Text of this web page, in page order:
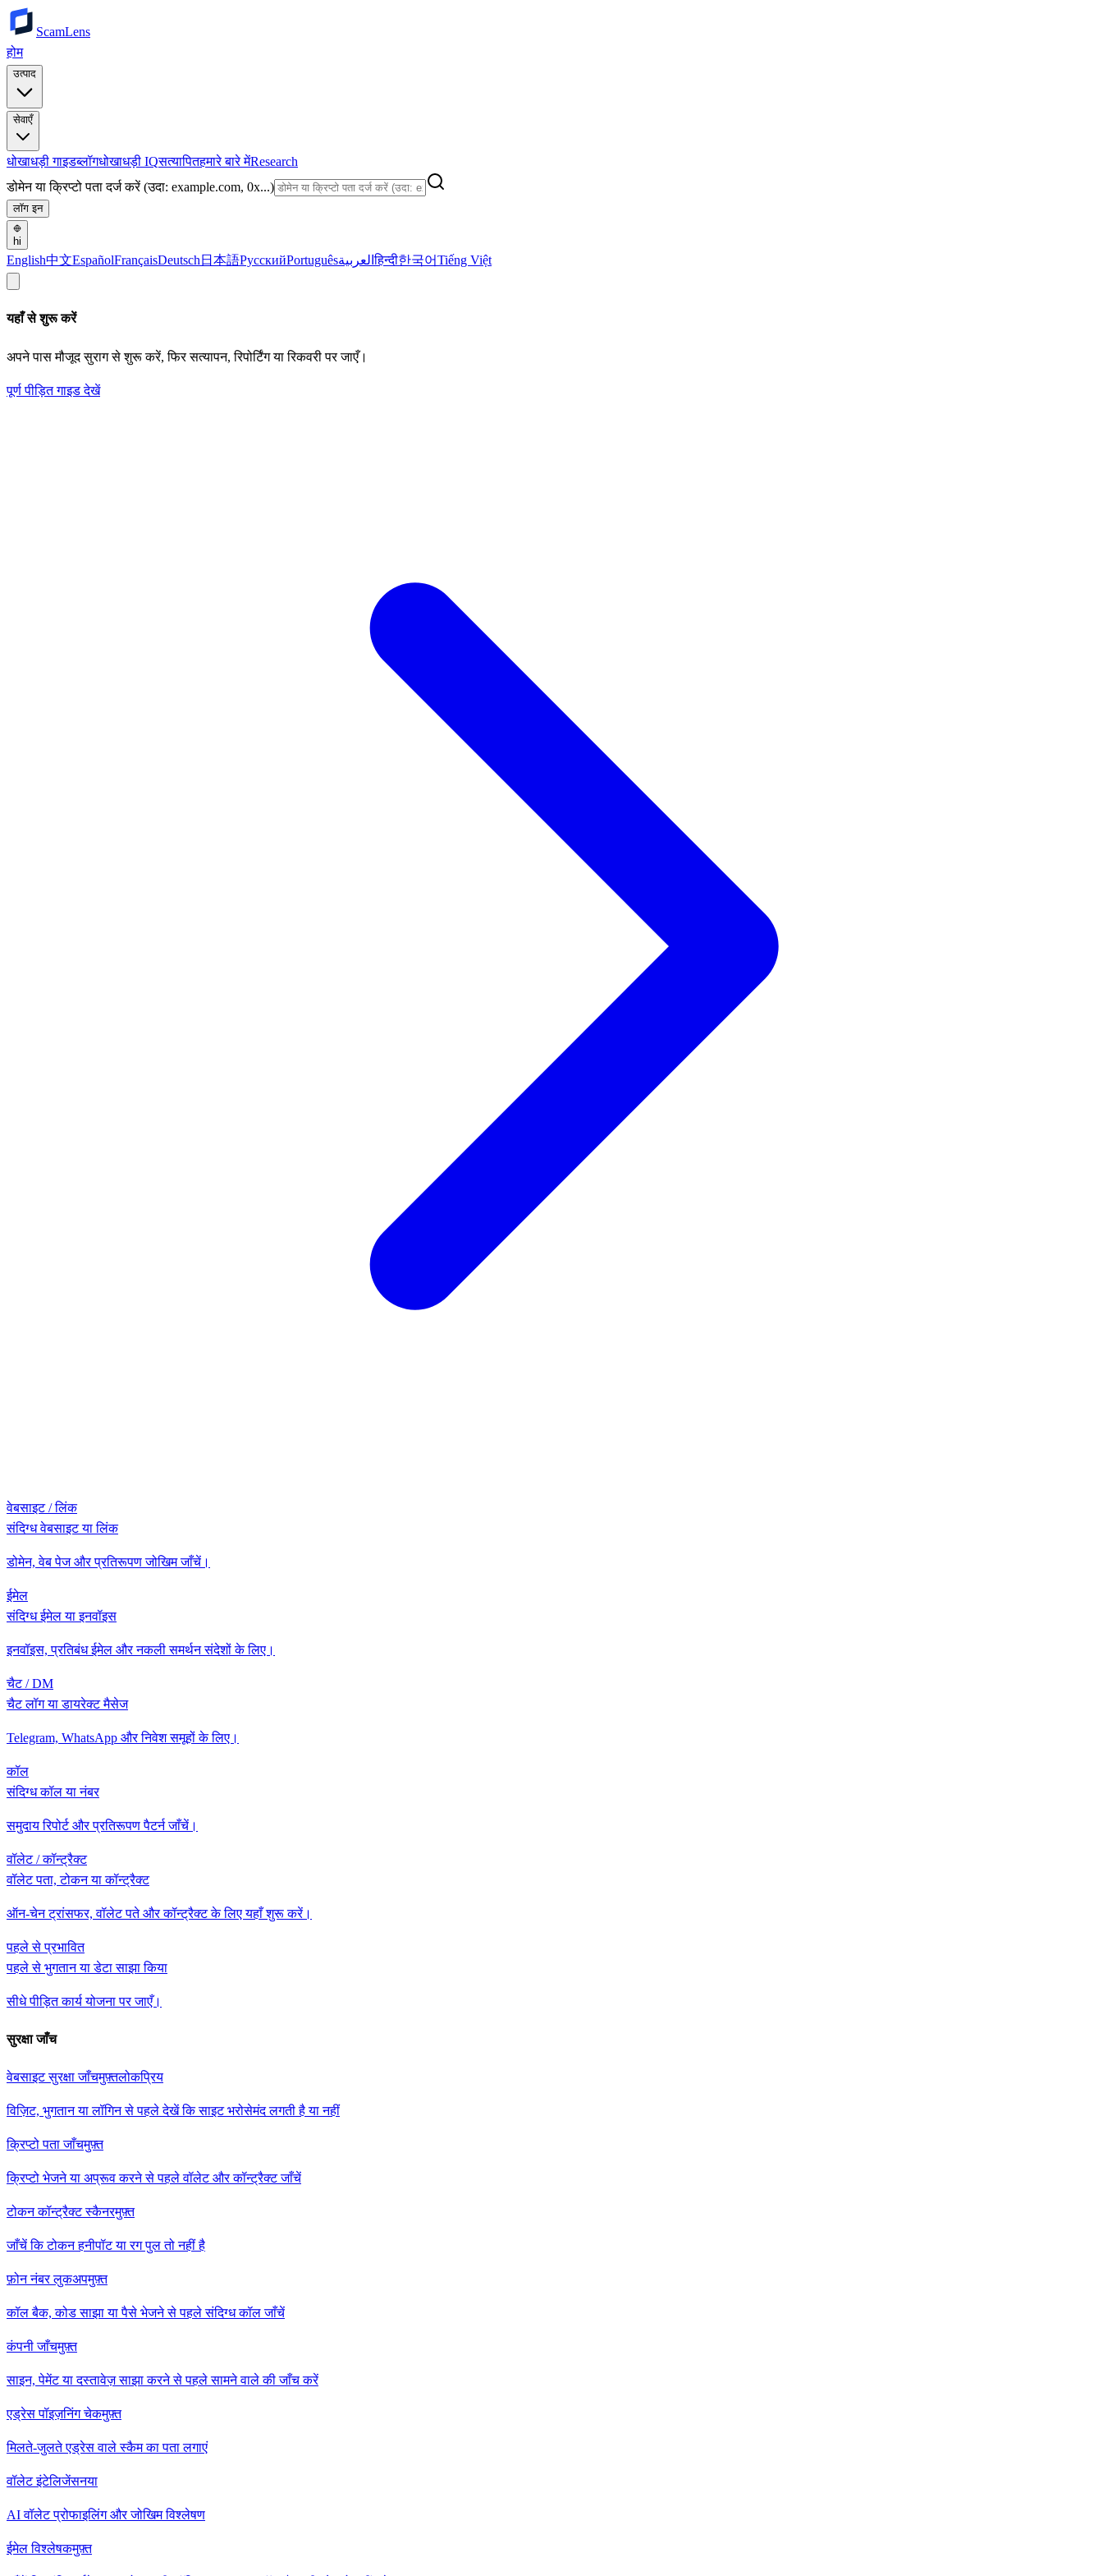
ScamLens
होम
उत्पाद
सेवाएँ
धोखाधड़ी गाइडब्लॉगधोखाधड़ी IQसत्यापितहमारे बारे मेंResearch
डोमेन या क्रिप्टो पता दर्ज करें (उदा: example.com, 0x...)
लॉग इन
hi
English中文EspañolFrançaisDeutsch 日本語РусскийPortuguêsالعربيةहिन्दी한국어Tiếng Việt
यहाँ से शुरू करें
अपने पास मौजूद सुराग से शुरू करें, फिर सत्यापन, रिपोर्टिंग या रिकवरी पर जाएँ।
पूर्ण पीड़ित गाइड देखें
वेबसाइट / लिंक
संदिग्ध वेबसाइट या लिंक
डोमेन, वेब पेज और प्रतिरूपण जोखिम जाँचें।
ईमेल
संदिग्ध ईमेल या इनवॉइस
इनवॉइस, प्रतिबंध ईमेल और नकली समर्थन संदेशों के लिए।
चैट / DM
चैट लॉग या डायरेक्ट मैसेज
Telegram, WhatsApp और निवेश समूहों के लिए।
कॉल
संदिग्ध कॉल या नंबर
समुदाय रिपोर्ट और प्रतिरूपण पैटर्न जाँचें।
वॉलेट / कॉन्ट्रैक्ट
वॉलेट पता, टोकन या कॉन्ट्रैक्ट
ऑन-चेन ट्रांसफर, वॉलेट पते और कॉन्ट्रैक्ट के लिए यहाँ शुरू करें।
पहले से प्रभावित
पहले से भुगतान या डेटा साझा किया
सीधे पीड़ित कार्य योजना पर जाएँ।
सुरक्षा जाँच
वेबसाइट सुरक्षा जाँचमुफ़्तलोकप्रिय
विज़िट, भुगतान या लॉगिन से पहले देखें कि साइट भरोसेमंद लगती है या नहीं
क्रिप्टो पता जाँचमुफ़्त
क्रिप्टो भेजने या अप्रूव करने से पहले वॉलेट और कॉन्ट्रैक्ट जाँचें
टोकन कॉन्ट्रैक्ट स्कैनरमुफ़्त
जाँचें कि टोकन हनीपॉट या रग पुल तो नहीं है
फ़ोन नंबर लुकअपमुफ़्त
कॉल बैक, कोड साझा या पैसे भेजने से पहले संदिग्ध कॉल जाँचें
कंपनी जाँचमुफ़्त
साइन, पेमेंट या दस्तावेज़ साझा करने से पहले सामने वाले की जाँच करें
एड्रेस पॉइज़निंग चेकमुफ़्त
मिलते-जुलते एड्रेस वाले स्कैम का पता लगाएं
वॉलेट इंटेलिजेंसनया
AI वॉलेट प्रोफाइलिंग और जोखिम विश्लेषण
ईमेल विश्लेषकमुफ़्त